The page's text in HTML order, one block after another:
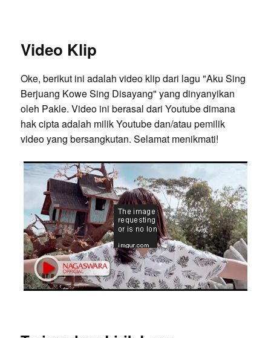
Video Klip
Oke, berikut ini adalah video klip dari lagu "Aku Sing
Berjuang Kowe Sing Disayang" yang dinyanyikan
oleh Pakle. Video ini berasal dari Youtube dimana
hak cipta adalah milik Youtube dan/atau pemilik
video yang bersangkutan. Selamat menikmati!